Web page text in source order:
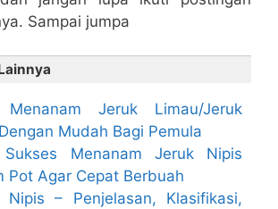
Sampai jumpa
Menanam Jeruk Limau/Jeruk
Mudah Bagi Pemula
Menanam Jeruk Nipis
Pot Agar Cepat Berbuah
Nipis – Penjelasan, Klasifikasi,